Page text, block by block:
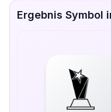
Ergebnis Symbol